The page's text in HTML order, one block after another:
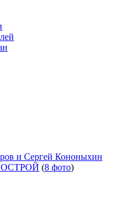
и Сергей Кононыхин
НОСТРОЙ (8 фото)